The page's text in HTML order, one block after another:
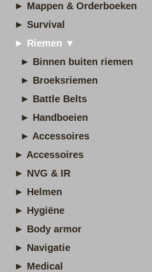
► Mappen & Orderboeken
► Survival
► Riemen ▼
► Binnen buiten riemen
► Broeksriemen
► Battle Belts
► Handboeien
► Accessoires
► Accessoires
► NVG & IR
► Helmen
► Hygiëne
► Body armor
► Navigatie
► Medical